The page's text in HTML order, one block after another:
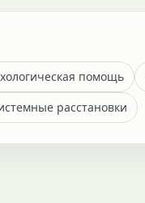
помощь
расстановки